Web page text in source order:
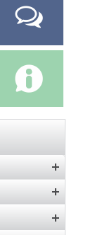
Fale Com a
Prefeitura